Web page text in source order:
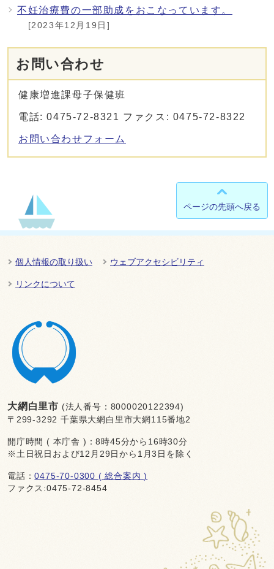
不妊治療費の一部助成をおこなっています。
[2023年12月19日]
お問い合わせ
健康増進課母子保健班
電話: 0475-72-8321 ファクス: 0475-72-8322
お問い合わせフォーム
ページの先頭へ戻る
個人情報の取り扱い ウェブアクセシビリティ
リンクについて
大網白里市 (法人番号：8000020122394)
〒299-3292 千葉県大網白里市大網115番地2
開庁時間 ( 本庁舎 )：8時45分から16時30分
※土日祝日および12月29日から1月3日を除く
電話：0475-70-0300 ( 総合案内 )
ファクス:0475-72-8454